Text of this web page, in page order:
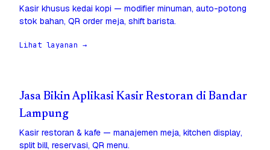
Kasir khusus kedai kopi — modifier minuman, auto-potong
stok bahan, QR order meja, shift barista.
Lihat layanan →
Jasa Bikin Aplikasi Kasir Restoran di Bandar
Lampung
Kasir restoran & kafe — manajemen meja, kitchen display,
split bill, reservasi, QR menu.